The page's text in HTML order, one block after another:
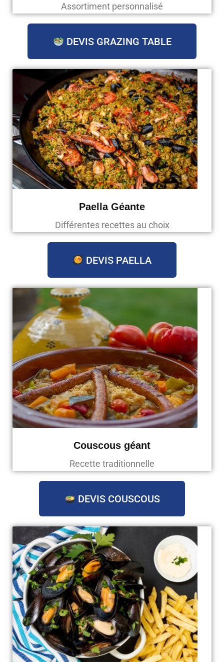
Assortiment personnalisé
DEVIS GRAZING TABLE
Paella Géante
Différentes recettes au choix
DEVIS PAELLA
Couscous géant
Recette traditionnelle
DEVIS COUSCOUS